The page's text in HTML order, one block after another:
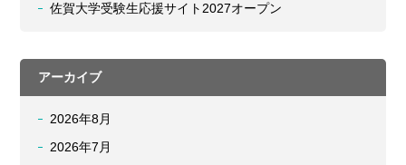
佐賀大学受験生応援サイト2027オープン
アーカイブ
2026年8月
2026年7月